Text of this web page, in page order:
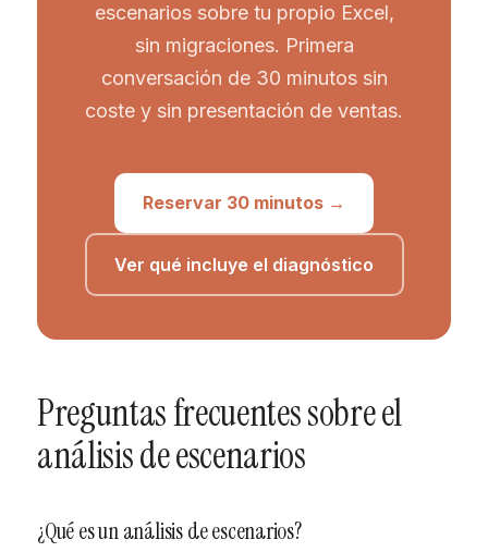
escenarios sobre tu propio Excel,
sin migraciones. Primera
conversación de 30 minutos sin
coste y sin presentación de ventas.
Reservar 30 minutos →
Ver qué incluye el diagnóstico
Preguntas frecuentes sobre el
análisis de escenarios
¿Qué es un análisis de escenarios?